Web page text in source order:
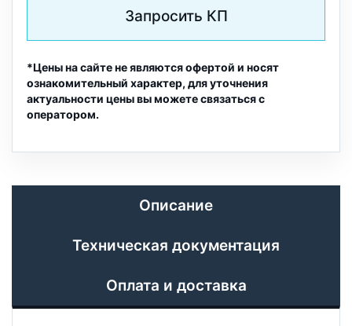
Запросить КП
*Цены на сайте не являются офертой и носят
ознакомительный характер, для уточнения
актуальности цены вы можете связаться с
оператором.
Описание
Техническая документация
Оплата и доставка